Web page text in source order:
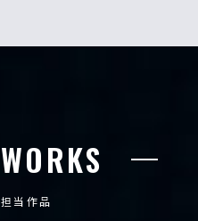
WORKS
担当作品